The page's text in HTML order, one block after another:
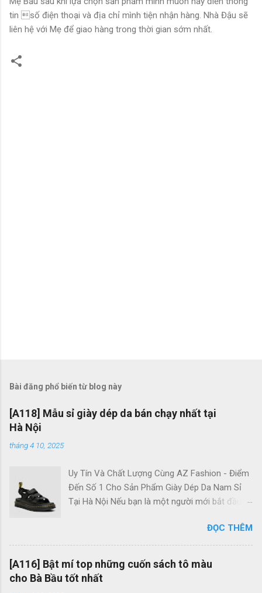
tin số điện thoại và địa chỉ mình tiện nhận hàng. Nhà Đậu sẽ
liên hệ với Mẹ để giao hàng trong thời gian sớm nhất.
Bài đăng phổ biến từ blog này
[A118] Mẫu sỉ giày dép da bán chạy nhất tại
Hà Nội
tháng 4 10, 2025
Uy Tín Và Chất Lượng Cùng AZ Fashion - Điểm
Đến Số 1 Cho Sản Phẩm Giày Dép Da Nam Sỉ
Tại Hà Nội Nếu bạn là một người mới bắt đầu
nguồn hàng sỉ chất lượng và giá cả hợp lý là rất
quan trọng. Trong bối cảnh thị trường bán buôn
hiện nay có nhiều sự lựa chọn, làm thế nào để
bạn tìm được nguồn hàng giày dép da nam chất
lượng với giá tận gốc? Thay vì chọn các chợ
ĐỌC THÊM
[A116] Bật mí top những cuốn sách tô màu
cho Bà Bầu tốt nhất